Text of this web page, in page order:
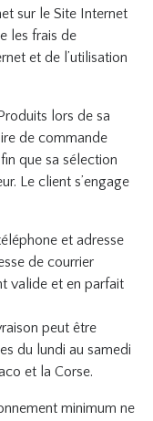
sur le Site Internet
les frais de
et de l’utilisation
lors de sa
de commande
que sa sélection
Le client s’engage
et adresse
de courrier
valide et en parfait
peut être
du lundi au samedi
et la Corse.
minimum ne